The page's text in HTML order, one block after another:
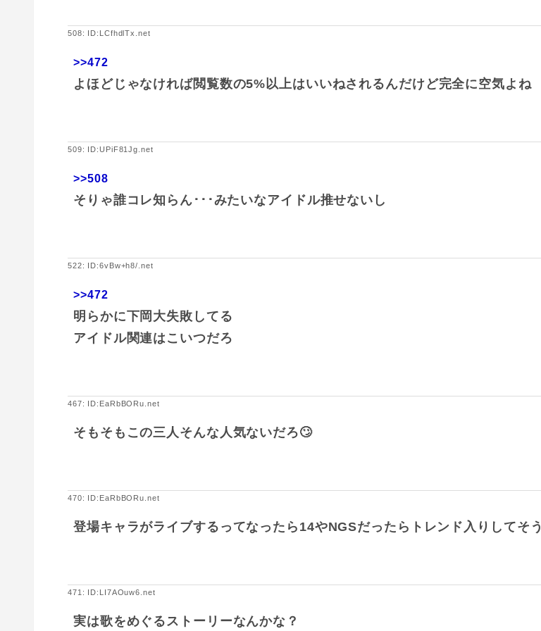
508: ID:LCfhdlTx.net
>>472
よほどじゃなければ閲覧数の5%以上はいいねされるんだけど完全に空気よね
509: ID:UPiF81Jg.net
>>508
そりゃ誰コレ知らん･･･みたいなアイドル推せないし
522: ID:6vBw+h8/.net
>>472
明らかに下岡大失敗してる
アイドル関連はこいつだろ
467: ID:EaRbBORu.net
そもそもこの三人そんな人気ないだろ🙄
470: ID:EaRbBORu.net
登場キャラがライブするってなったら14やNGSだったらトレンド入りしてそう
471: ID:LI7AOuw6.net
実は歌をめぐるストーリーなんかな？